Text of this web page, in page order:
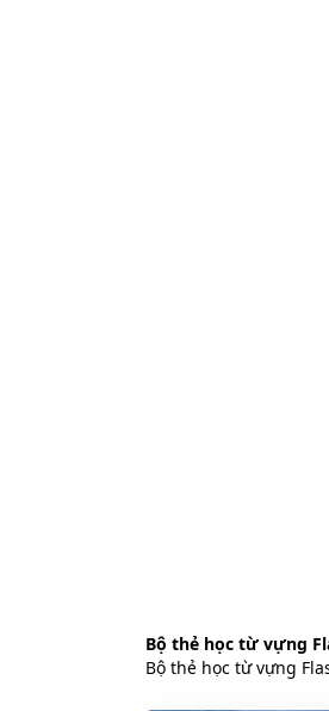
Bộ thẻ học từ vựng
Bộ thẻ học từ vựng